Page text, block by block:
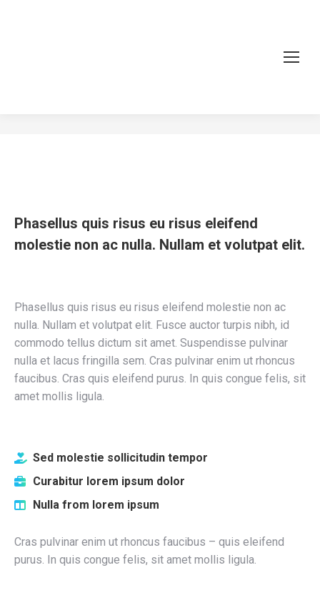
Phasellus quis risus eu risus eleifend
molestie non ac nulla. Nullam et volutpat elit.
Phasellus quis risus eu risus eleifend molestie non ac
nulla. Nullam et volutpat elit. Fusce auctor turpis nibh, id
commodo tellus dictum sit amet. Suspendisse pulvinar
nulla et lacus fringilla sem. Cras pulvinar enim ut rhoncus
faucibus. Cras quis eleifend purus. In quis congue felis, sit
amet mollis ligula.
Sed molestie sollicitudin tempor
Curabitur lorem ipsum dolor
Nulla from lorem ipsum
Cras pulvinar enim ut rhoncus faucibus – quis eleifend
purus. In quis congue felis, sit amet mollis ligula.